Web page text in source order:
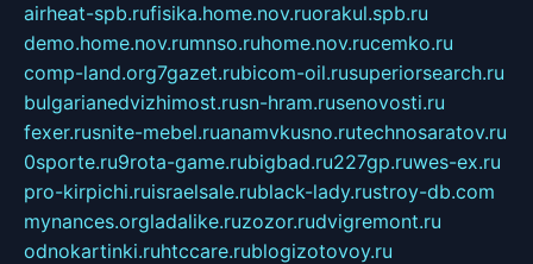
airheat-spb.rufisika.home.nov.ruorakul.spb.ru
demo.home.nov.rumnso.ruhome.nov.rucemko.ru
comp-land.org7gazet.rubicom-oil.rusuperiorsearch.ru
bulgarianedvizhimost.rusn-hram.rusenovosti.ru
fexer.rusnite-mebel.ruanamvkusno.rutechnosaratov.ru
0sporte.ru9rota-game.rubigbad.ru227gp.ruwes-ex.ru
pro-kirpichi.ruisraelsale.rublack-lady.rustroy-db.com
mynances.orgladalike.ruzozor.rudvigremont.ru
odnokartinki.ruhtccare.rublogizotovoy.ru